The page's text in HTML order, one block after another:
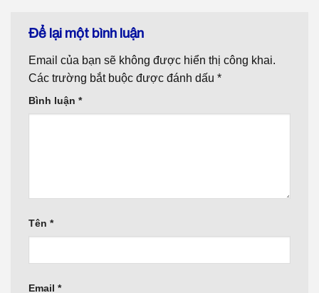
Để lại một bình luận
Email của bạn sẽ không được hiển thị công khai.
Các trường bắt buộc được đánh dấu *
Bình luận *
Tên *
Email *